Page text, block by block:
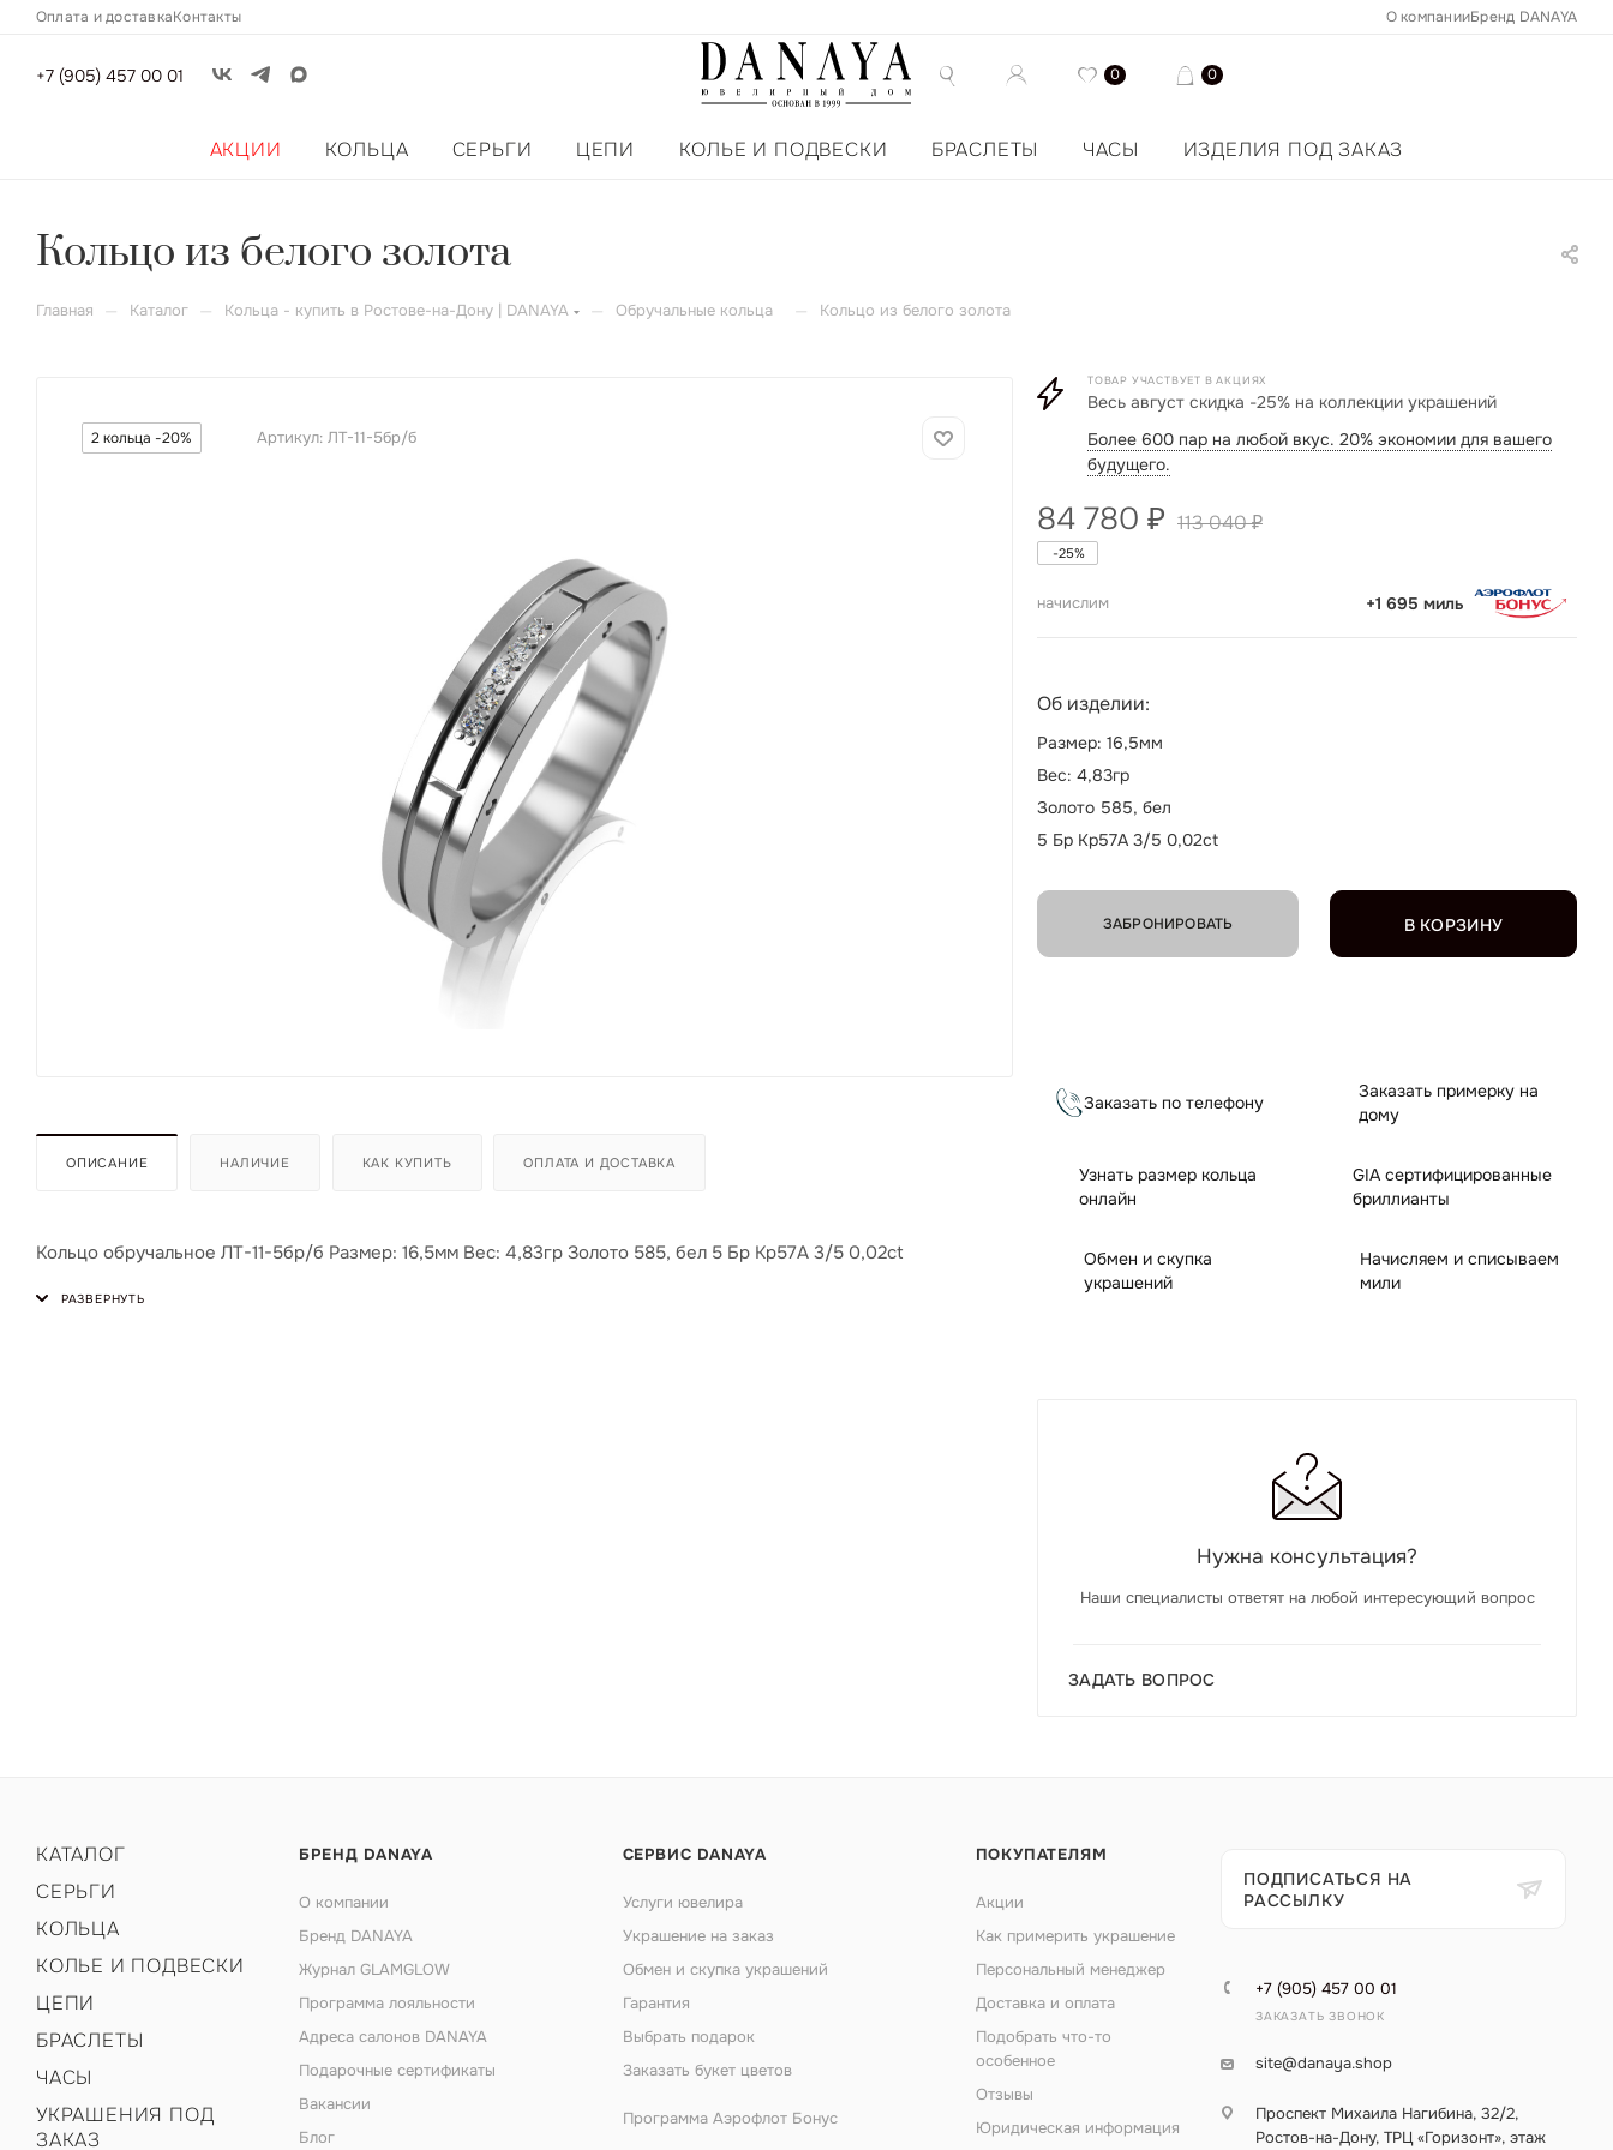
Оплата и доставкаКонтакты О компанииБренд DANAYA
+7 (905) 457 00 01 0 0
АКЦИИ КОЛЬЦА СЕРЬГИ ЦЕПИ КОЛЬЕ И ПОДВЕСКИ БРАСЛЕТЫ ЧАСЫ ИЗДЕЛИЯ ПОД ЗАКАЗ
Кольцо из белого золота
Главная — Каталог — Кольца - купить в Ростове-на-Дону | DANAYA — Обручальные кольца — Кольцо из белого золота
2 кольца -20% Артикул: ЛТ-11-5бр/б
ОПИСАНИЕ НАЛИЧИЕ КАК КУПИТЬ ОПЛАТА И ДОСТАВКА
Кольцо обручальное ЛТ-11-5бр/б Размер: 16,5мм Вес: 4,83гр Золото 585, бел 5 Бр Кр57А 3/5 0,02ct
ТОВАР УЧАСТВУЕТ В АКЦИЯХ
Весь август скидка -25% на коллекции украшений
Более 600 пар на любой вкус. 20% экономии для вашего
будущего.
84 780 ₽ 113 040₽
-25%
начислим +1 695 миль
В КОРЗИНУ
Об изделии:
Размер: 16,5мм
Вес: 4,83гр
Золото 585, бел
5 Бр Кр57А 3/5 0,02ct
ЗАБРОНИРОВАТЬ
Заказать по телефону
Заказать примерку на
дому
Узнать размер кольца
онлайн
GIA сертифицированные
бриллианты
Обмен и скупка
украшений
Начисляем и списываем
мили
Нужна консультация?
Наши специалисты ответят на любой интересующий вопрос
ЗАДАТЬ ВОПРОС
КАТАЛОГ
СЕРЬГИ
КОЛЬЦА
КОЛЬЕ И ПОДВЕСКИ
ЦЕПИ
БРАСЛЕТЫ
ЧАСЫ
УКРАШЕНИЯ ПОД
ЗАКАЗ
БРЕНД DANAYA
О компании
Бренд DANAYA
Журнал GLAMGLOW
Программа лояльности
Адреса салонов DANAYA
Подарочные сертификаты
Вакансии
Блог
СЕРВИС DANAYA
Услуги ювелира
Украшение на заказ
Обмен и скупка украшений
Гарантия
Выбрать подарок
Заказать букет цветов
Программа Аэрофлот Бонус
ПОКУПАТЕЛЯМ
Акции
Как примерить украшение
Персональный менеджер
Доставка и оплата
Подобрать что-то
особенное
Отзывы
Юридическая информация
ПОДПИСАТЬСЯ НА
РАССЫЛКУ
+7 (905) 457 00 01
ЗАКАЗАТЬ ЗВОНОК
site@danaya.shop
Проспект Михаила Нагибина, 32/2,
Ростов-на-Дону, ТРЦ «Горизонт», этаж